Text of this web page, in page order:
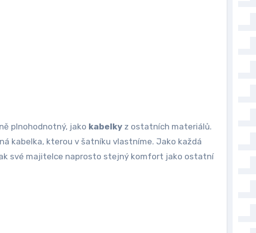
plnohodnotný, jako kabelky z ostatních materiálů.
kabelka, kterou v šatníku vlastníme. Jako každá
své majitelce naprosto stejný komfort jako ostatní